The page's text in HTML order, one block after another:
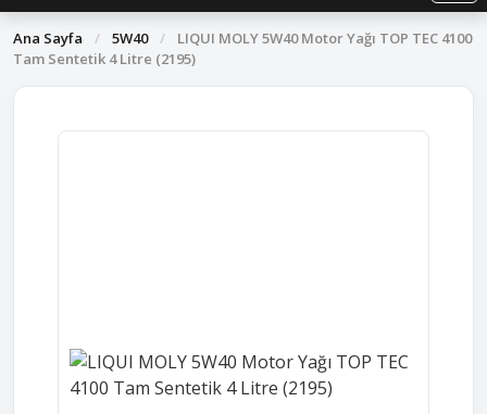
Ana Sayfa / 5W40 /
LIQUI MOLY 5W40 Motor Yağı TOP TEC 4100
Tam Sentetik 4 Litre (2195)